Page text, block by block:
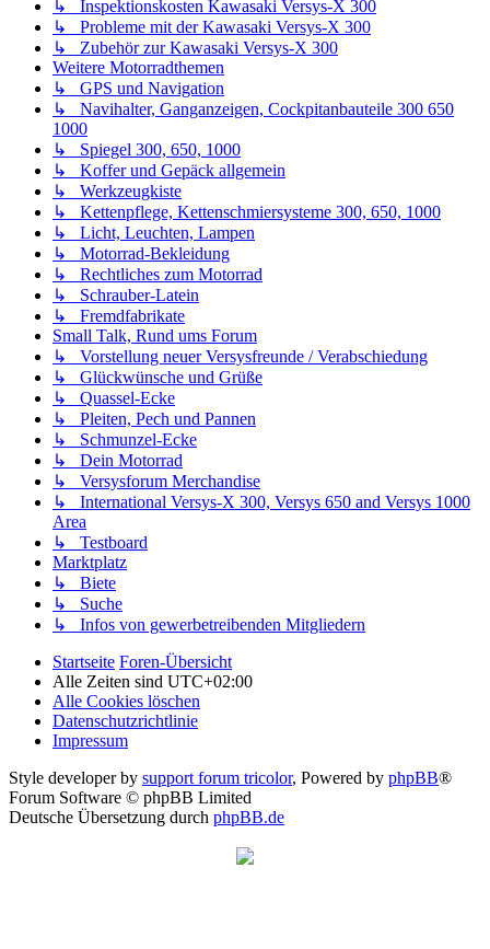
↳ Koffer und Gepäck allgemein
↳ Werkzeugkiste
↳ Kettenpflege, Kettenschmiersysteme 300, 650, 1000
↳ Licht, Leuchten, Lampen
↳ Motorrad-Bekleidung
↳ Rechtliches zum Motorrad
↳ Schrauber-Latein
↳ Fremdfabrikate
Small Talk, Rund ums Forum
↳ Vorstellung neuer Versysfreunde / Verabschiedung
↳ Glückwünsche und Grüße
↳ Quassel-Ecke
↳ Pleiten, Pech und Pannen
↳ Schmunzel-Ecke
↳ Dein Motorrad
↳ Versysforum Merchandise
↳ International Versys-X 300, Versys 650 and Versys 1000
Area
↳ Testboard
Marktplatz
↳ Biete
↳ Suche
↳ Infos von gewerbetreibenden Mitgliedern
Startseite Foren-Übersicht
Alle Zeiten sind
Alle Cookies löschen
Datenschutzrichtlinie
Impressum
Style developer bysupport forum tricolor,Powered by
Deutsche Übersetzung durchphpBB.de